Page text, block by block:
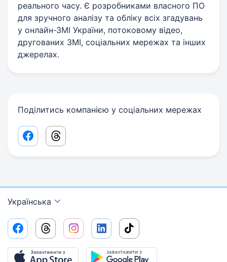
реального часу. Є розробниками власного ПО
для зручного аналізу та обліку всіх згадувань
у онлайн-ЗМІ України, потоковому відео,
другованих ЗМІ, соціальних мережах та інших
джерелах.
Поділитись компанією у соціальних мережах
Facebook share link
Threads share link
Українська